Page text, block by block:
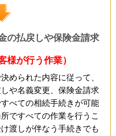
の払戻しや保険金請求
様が行う作業）
められた内容に従って、
や名義変更、保険金請求
べての相続手続きが可能
ですべての作業を行うこ
渡しが伴なう手続きでも